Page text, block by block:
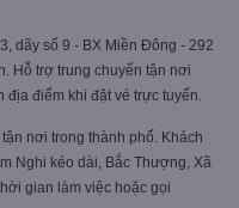
dãy số 9 - BX Miền Đông - 292
Hỗ trợ trung chuyển tận nơi
điểm khi đặt vé trực tuyến.
nơi trong thành phố. Khách
Nghi kéo dài, Bắc Thượng, Xã
gian làm việc hoặc gọi